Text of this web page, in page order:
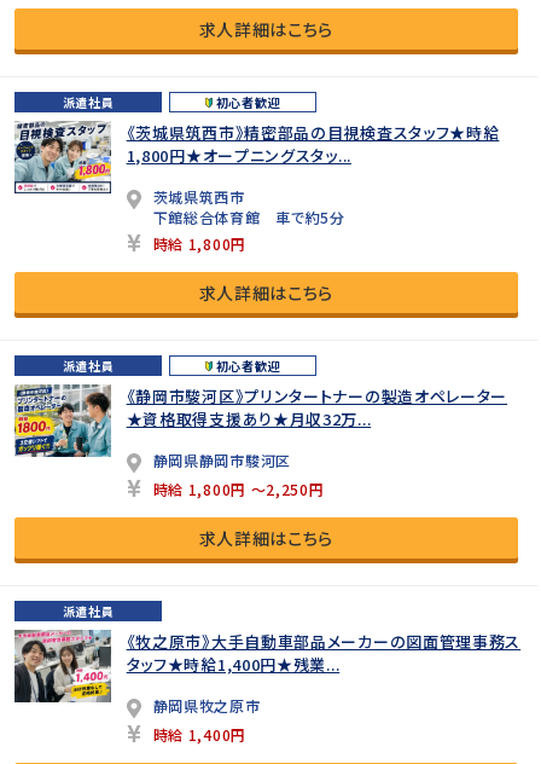
求人詳細はこちら
派遣社員 初心者歓迎
《茨城県筑西市》精密部品の目視検査スタッフ★時給
1,800円★オープニングスタッ...
茨城県筑西市
下館総合体育館 車で約5分
時給 1,800円
求人詳細はこちら
派遣社員 初心者歓迎
《静岡市駿河区》プリンタートナーの製造オペレーター
★資格取得支援あり★月収32万...
静岡県静岡市駿河区
時給 1,800円 ～2,250円
求人詳細はこちら
派遣社員
《牧之原市》大手自動車部品メーカーの図面管理事務ス
タッフ★時給1,400円★残業...
静岡県牧之原市
時給 1,400円